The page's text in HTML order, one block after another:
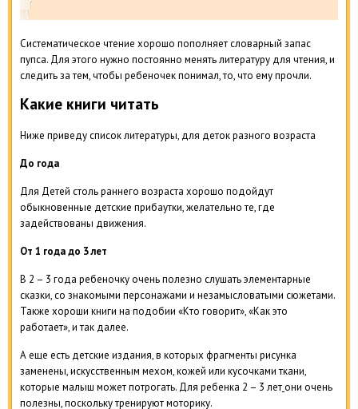
Систематическое чтение хорошо пополняет словарный запас
пупса. Для этого нужно постоянно менять литературу для чтения, и
следить за тем, чтобы ребеночек понимал, то, что ему прочли.
Какие книги читать
Ниже приведу список литературы, для деток разного возраста
До года
Для Детей столь раннего возраста хорошо подойдут
обыкновенные детские прибаутки, желательно те, где
задействованы движения.
От 1 года до 3 лет
В 2 – 3 года ребеночку очень полезно слушать элементарные
сказки, со знакомыми персонажами и незамысловатыми сюжетами.
Также хороши книги на подобии «Кто говорит», «Как это
работает», и так далее.
А еще есть детские издания, в которых фрагменты рисунка
заменены, искусственным мехом, кожей или кусочками ткани,
которые малыш может потрогать. Для ребенка 2 – 3 летони очень
полезны, поскольку тренируют моторику.